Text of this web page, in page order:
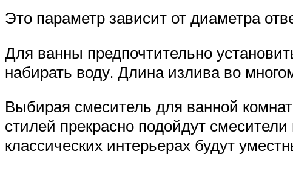
Это параметр зависит от диаметра
Для ванны предпочтительно
набирать воду. Длина излива во
Выбирая смеситель для ванной
стилей прекрасно подойдут
классических интерьерах будут